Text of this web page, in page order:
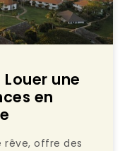
une
en
rêve, offre des